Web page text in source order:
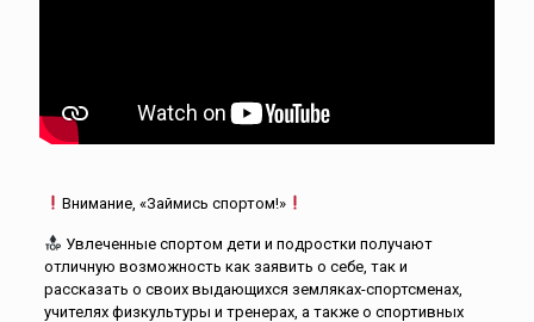
Внимание, «Займись спортом!»
Увлеченные спортом дети и подростки получают
отличную возможность как заявить о себе, так и
рассказать о своих выдающихся земляках-спортсменах,
учителях физкультуры и тренерах, а также о спортивных